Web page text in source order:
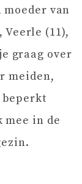
van
Veerle (11),
graag over
meiden,
beperkt
mee in de